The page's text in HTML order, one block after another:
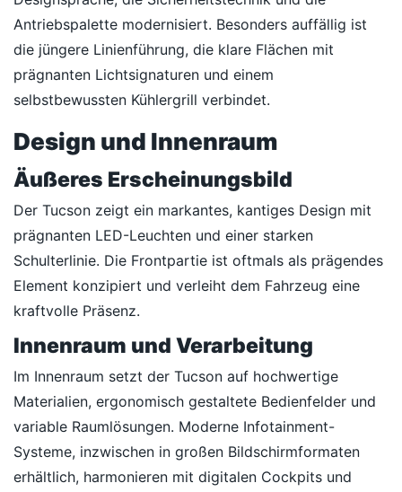
Antriebspalette modernisiert. Besonders auffällig ist
die jüngere Linienführung, die klare Flächen mit
prägnanten Lichtsignaturen und einem
selbstbewussten Kühlergrill verbindet.
Design und Innenraum
Äußeres Erscheinungsbild
Der Tucson zeigt ein markantes, kantiges Design mit
prägnanten LED-Leuchten und einer starken
Schulterlinie. Die Frontpartie ist oftmals als prägendes
Element konzipiert und verleiht dem Fahrzeug eine
kraftvolle Präsenz.
Innenraum und Verarbeitung
Im Innenraum setzt der Tucson auf hochwertige
Materialien, ergonomisch gestaltete Bedienfelder und
variable Raumlösungen. Moderne Infotainment-
Systeme, inzwischen in großen Bildschirmformaten
erhältlich, harmonieren mit digitalen Cockpits und